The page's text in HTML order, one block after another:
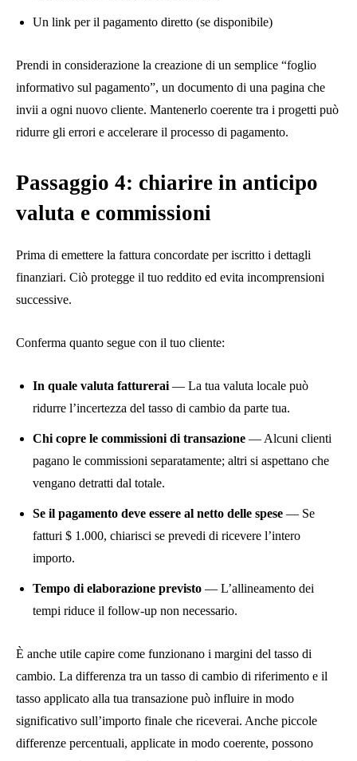
Un link per il pagamento diretto (se disponibile)
Prendi in considerazione la creazione di un semplice “foglio
informativo sul pagamento”, un documento di una pagina che
invii a ogni nuovo cliente. Mantenerlo coerente tra i progetti può
ridurre gli errori e accelerare il processo di pagamento.
Passaggio 4: chiarire in anticipo
valuta e commissioni
Prima di emettere la fattura concordate per iscritto i dettagli
finanziari. Ciò protegge il tuo reddito ed evita incomprensioni
successive.
Conferma quanto segue con il tuo cliente:
In quale valuta fatturerai — La tua valuta locale può
ridurre l’incertezza del tasso di cambio da parte tua.
Chi copre le commissioni di transazione — Alcuni clienti
pagano le commissioni separatamente; altri si aspettano che
vengano detratti dal totale.
Se il pagamento deve essere al netto delle spese — Se
fatturi $ 1.000, chiarisci se prevedi di ricevere l’intero
importo.
Tempo di elaborazione previsto — L’allineamento dei
tempi riduce il follow-up non necessario.
È anche utile capire come funzionano i margini del tasso di
cambio. La differenza tra un tasso di cambio di riferimento e il
tasso applicato alla tua transazione può influire in modo
significativo sull’importo finale che riceverai. Anche piccole
differenze percentuali, applicate in modo coerente, possono